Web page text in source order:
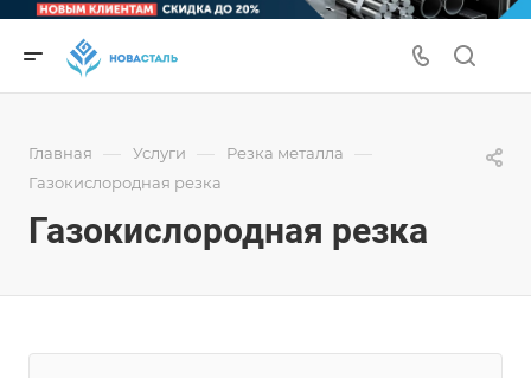
Главная — Услуги — Резка металла —
Газокислородная резка
Газокислородная резка